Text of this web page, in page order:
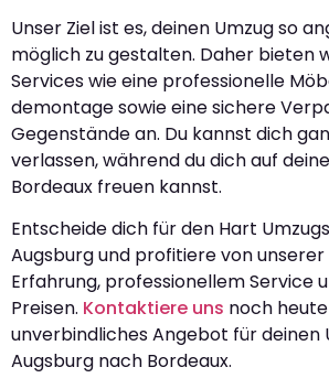
Unser Ziel ist es, deinen Umzug so
möglich zu gestalten. Daher bieten
Services wie eine professionelle
demontage sowie eine sichere
Gegenstände an. Du kannst dich
verlassen, während du dich auf
Bordeaux freuen kannst.
Entscheide dich für den Hart
Augsburg und profitiere von
Erfahrung, professionellem Service
Preisen. Kontaktiere uns noch
unverbindliches Angebot für deinen
Augsburg nach Bordeaux.